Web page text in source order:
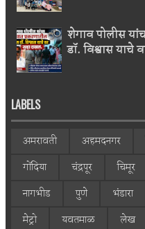
शेगाव पोलीस
डॉ. विश्वास याचे
LABELS
अमरावती अहमदनगर
गोंदिया
चंद्रपूर चिमूर
नागभीड
पुणे भंडारा
मेट्रो
यवतमाळ लेख